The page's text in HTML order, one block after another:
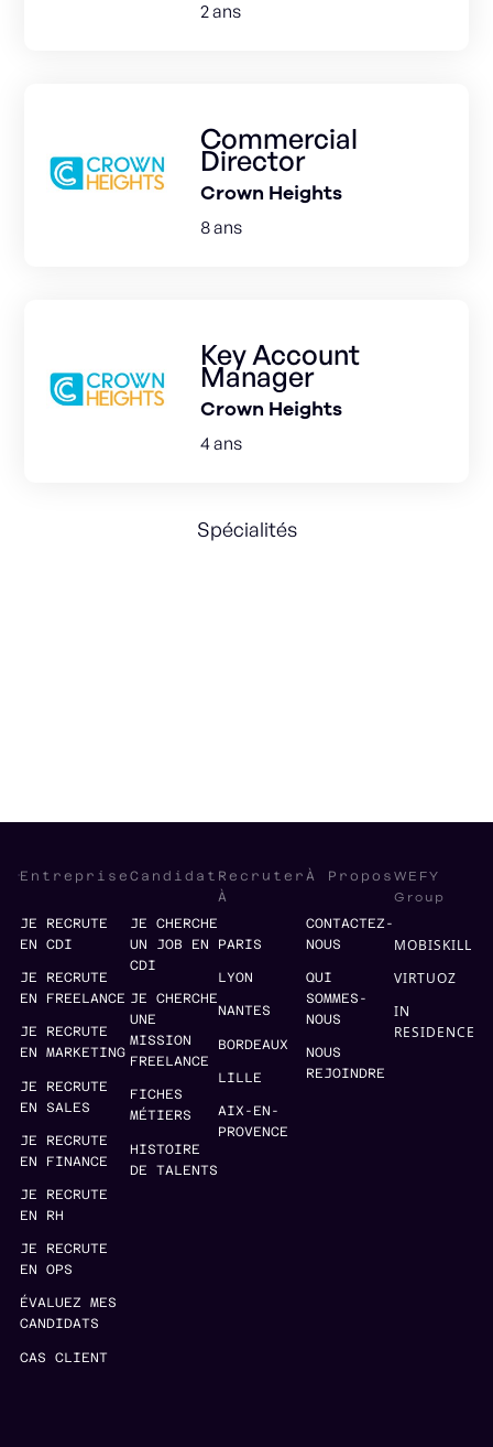
2 ans
Commercial
Director
Crown Heights
8 ans
Key Account
Manager
Crown Heights
4 ans
Spécialités
Entreprise
JE RECRUTE
EN CDI
JE RECRUTE
EN FREELANCE
JE RECRUTE
EN MARKETING
JE RECRUTE
EN SALES
JE RECRUTE
EN FINANCE
JE RECRUTE
EN RH
JE RECRUTE
EN OPS
ÉVALUEZ MES
CANDIDATS
CAS CLIENT
Candidat
JE CHERCHE
UN JOB EN
CDI
JE CHERCHE
UNE
MISSION
FREELANCE
FICHES
MÉTIERS
HISTOIRE
DE TALENTS
Recruter
À
PARIS
LYON
NANTES
BORDEAUX
LILLE
AIX-EN-
PROVENCE
À Propos
CONTACTEZ-
NOUS
QUI
SOMMES-
NOUS
NOUS
REJOINDRE
WEFY
Group
MOBISKILL
VIRTUOZ
IN
RESIDENCE